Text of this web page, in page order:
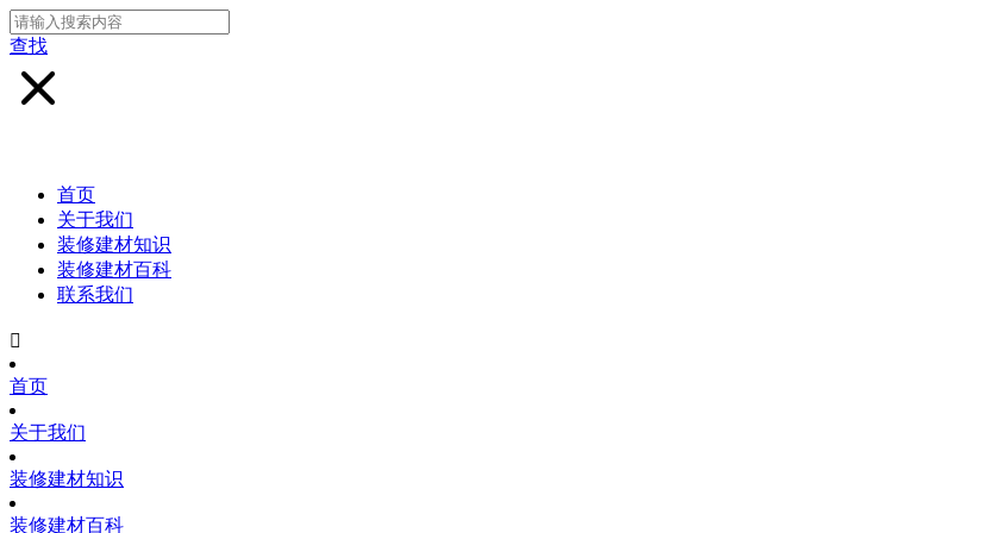
查找
首页
关于我们
装修建材知识
装修建材百科
联系我们

首页
关于我们
装修建材知识
装修建材百科